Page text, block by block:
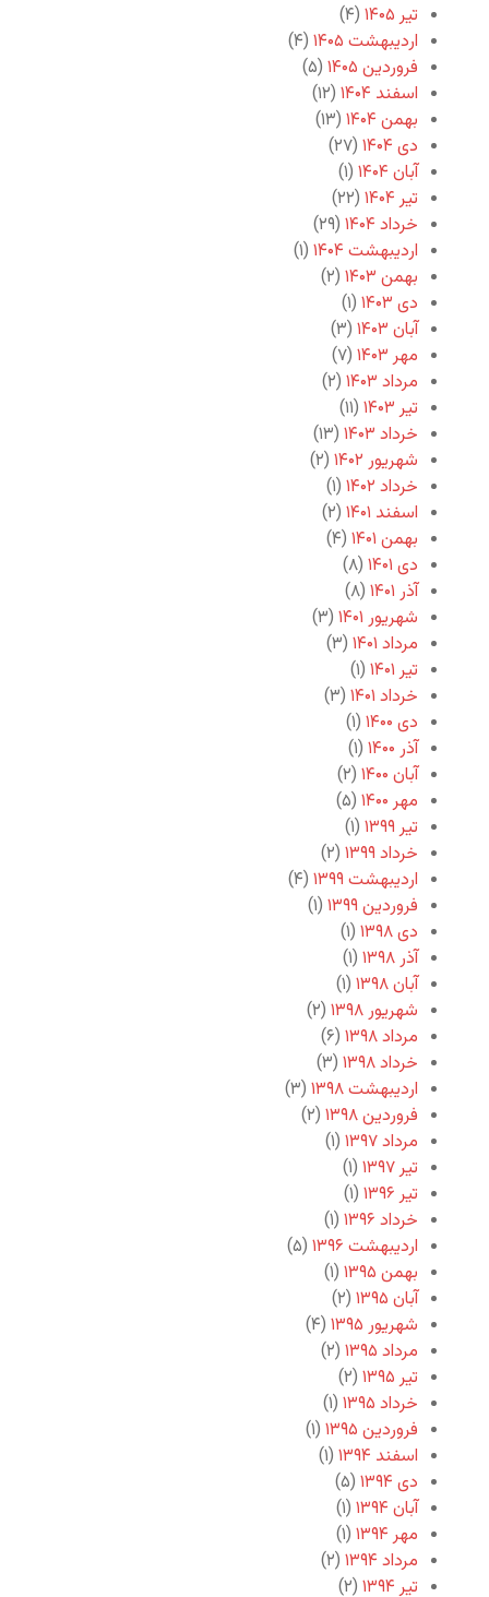
تیر ۱۴۰۵
(۴)
اردیبهشت ۱۴۰۵
(۴)
فروردین ۱۴۰۵
(۵)
اسفند ۱۴۰۴
(۱۲)
بهمن ۱۴۰۴
(۱۳)
دی ۱۴۰۴
(۲۷)
آبان ۱۴۰۴
(۱)
تیر ۱۴۰۴
(۲۲)
خرداد ۱۴۰۴
(۲۹)
اردیبهشت ۱۴۰۴
(۱)
بهمن ۱۴۰۳
(۲)
دی ۱۴۰۳
(۱)
آبان ۱۴۰۳
(۳)
مهر ۱۴۰۳
(۷)
مرداد ۱۴۰۳
(۲)
تیر ۱۴۰۳
(۱۱)
خرداد ۱۴۰۳
(۱۳)
شهریور ۱۴۰۲
(۲)
خرداد ۱۴۰۲
(۱)
اسفند ۱۴۰۱
(۲)
بهمن ۱۴۰۱
(۴)
دی ۱۴۰۱
(۸)
آذر ۱۴۰۱
(۸)
شهریور ۱۴۰۱
(۳)
مرداد ۱۴۰۱
(۳)
تیر ۱۴۰۱
(۱)
خرداد ۱۴۰۱
(۳)
دی ۱۴۰۰
(۱)
آذر ۱۴۰۰
(۱)
آبان ۱۴۰۰
(۲)
مهر ۱۴۰۰
(۵)
تیر ۱۳۹۹
(۱)
خرداد ۱۳۹۹
(۲)
اردیبهشت ۱۳۹۹
(۴)
فروردین ۱۳۹۹
(۱)
دی ۱۳۹۸
(۱)
آذر ۱۳۹۸
(۱)
آبان ۱۳۹۸
(۱)
شهریور ۱۳۹۸
(۲)
مرداد ۱۳۹۸
(۶)
خرداد ۱۳۹۸
(۳)
اردیبهشت ۱۳۹۸
(۳)
فروردین ۱۳۹۸
(۲)
مرداد ۱۳۹۷
(۱)
تیر ۱۳۹۷
(۱)
تیر ۱۳۹۶
(۱)
خرداد ۱۳۹۶
(۱)
اردیبهشت ۱۳۹۶
(۵)
بهمن ۱۳۹۵
(۱)
آبان ۱۳۹۵
(۲)
شهریور ۱۳۹۵
(۴)
مرداد ۱۳۹۵
(۲)
تیر ۱۳۹۵
(۲)
خرداد ۱۳۹۵
(۱)
فروردین ۱۳۹۵
(۱)
اسفند ۱۳۹۴
(۱)
دی ۱۳۹۴
(۵)
آبان ۱۳۹۴
(۱)
مهر ۱۳۹۴
(۱)
مرداد ۱۳۹۴
(۲)
تیر ۱۳۹۴
(۲)